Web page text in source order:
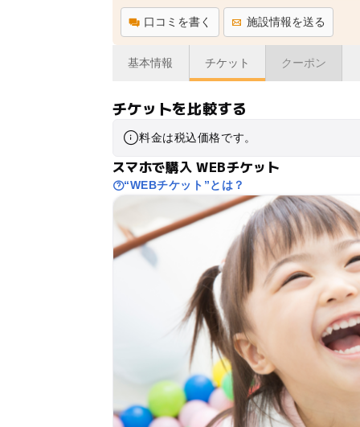
口コミを書く 施設情報を送る
基本情報 チケット クーポン
チケットを比較する
料金は税込価格です。
スマホで購入 WEBチケット
“WEBチケット”とは？